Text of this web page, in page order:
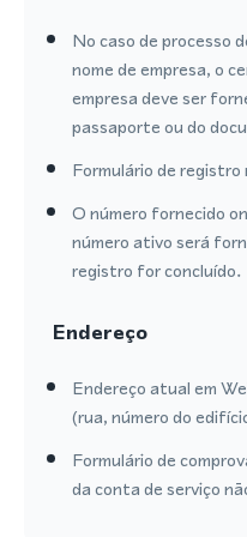
No caso de processo
nome de empresa, o
empresa deve ser
passaporte ou do
Formulário de registro
O número fornecido
número ativo será
registro for concluído.
Endereço
Endereço atual em
(rua, número do
Formulário de
da conta de serviço